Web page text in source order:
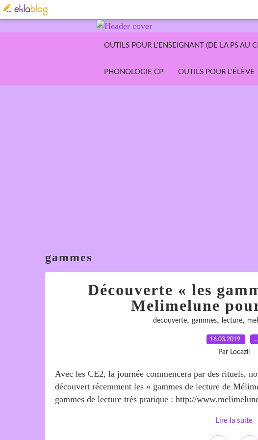
OUTILS POUR L'ENSEIGNANT (DE LA PS AU
PHONOLOGIE CP OUTILS POUR L'ÉLÈVE
gammes
Découverte « les
Melimelune
decouverte, gammes, lecture,
16.03.2019 …
Par Locazil
Avec les CE2, la journée commencera par des rituels,
découvert récemment les « gammes de lecture de
gammes de lecture très pratique : http://
Lire la suite